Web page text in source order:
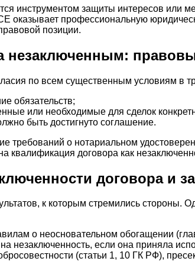
инструментом защиты интересов или
оказывает профессиональную
позиции.
незаключенным:
по всем существенным условиям в
обязательств;
или необходимые для сделок
быть достигнуто соглашение.
о нотариальном
договора как
договора и
к которым стремились стороны.
о неосновательном обогащении
незаключенность, если она приняла
(статьи 1, 10 ГК РФ),